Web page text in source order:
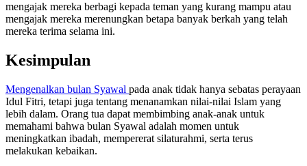
mengajak mereka berbagi kepada teman yang kurang mampu atau
mengajak mereka merenungkan betapa banyak berkah yang telah
mereka terima selama ini.
Kesimpulan
Mengenalkan bulan Syawal pada anak tidak hanya sebatas perayaan
Idul Fitri, tetapi juga tentang menanamkan nilai-nilai Islam yang
lebih dalam. Orang tua dapat membimbing anak-anak untuk
memahami bahwa bulan Syawal adalah momen untuk
meningkatkan ibadah, mempererat silaturahmi, serta terus
melakukan kebaikan.